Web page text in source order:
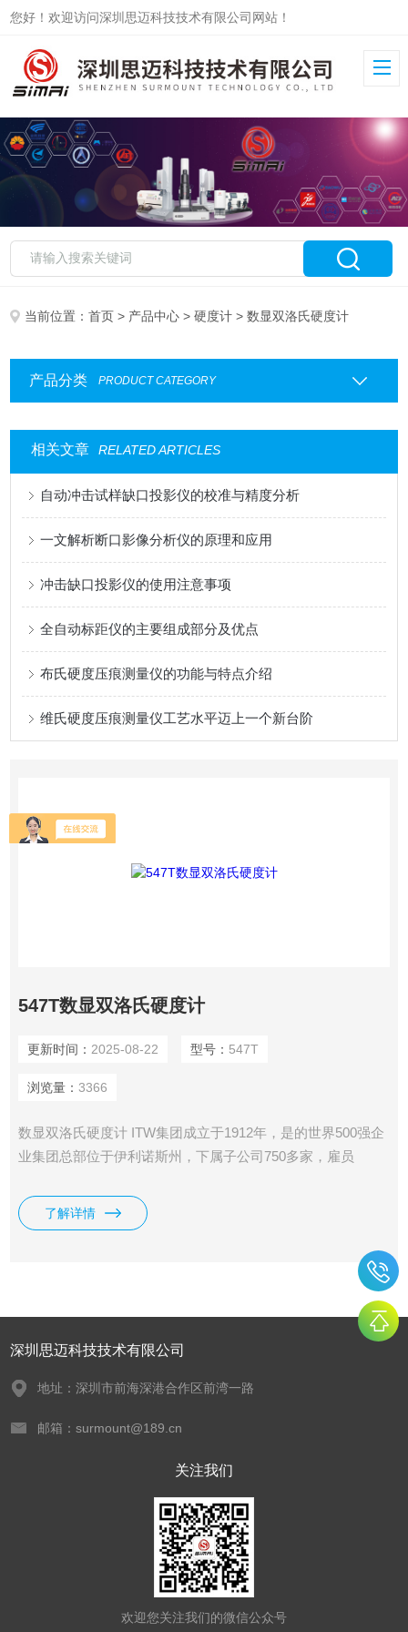
您好！欢迎访问深圳思迈科技技术有限公司网站！
当前位置：首页 > 产品中心 >硬度计 > 数显双洛氏硬度计
产品分类 PRODUCT CATEGORY
相关文章 RELATED ARTICLES
自动冲击试样缺口投影仪的校准与精度分析
一文解析断口影像分析仪的原理和应用
冲击缺口投影仪的使用注意事项
全自动标距仪的主要组成部分及优点
布氏硬度压痕测量仪的功能与特点介绍
维氏硬度压痕测量仪工艺水平迈上一个新台阶
547T数显双洛氏硬度计
更新时间： 2025-08-22 型号： 547T
浏览量： 3366
数显双洛氏硬度计 ITW集团成立于1912年，是的世界500强企
业集团总部位于伊利诺斯州，下属子公司750多家，雇员
硬度计隶属于ITW集团测试测量事业部，向您提供*硬度测试方
案，是您可信赖的硬度测试专家。
了解详情
深圳思迈科技技术有限公司
地址：深圳市前海深港合作区前湾一路
邮箱：surmount@189.cn
关注我们
欢迎您关注我们的微信公众号